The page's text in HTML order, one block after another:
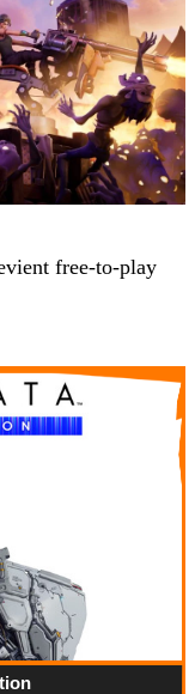
free-to-play